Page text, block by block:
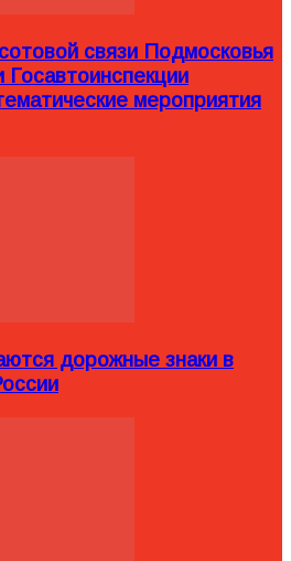
связи Подмосковья
Госавтоинспекции
мероприятия
дорожные знаки в